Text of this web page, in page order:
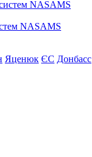
NASAMS
Яценюк ЄС Донбасс